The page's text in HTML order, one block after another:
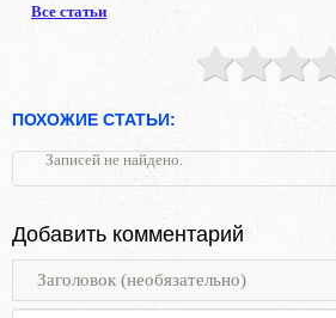
Все статьи
ПОХОЖИЕ СТАТЬИ:
Записей не найдено.
Добавить комментарий